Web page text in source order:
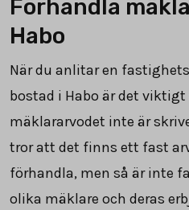
Förhandla
Habo
När du anlitar en
bostad i Habo är det
mäklararvodet inte är
tror att det finns ett fast
förhandla, men så är inte
olika mäklare och deras